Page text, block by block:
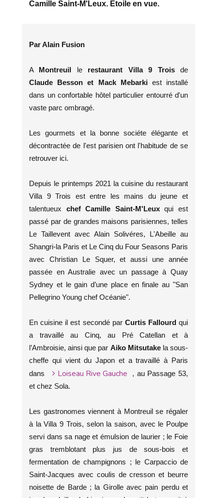
Camille Saint-M'Leux. Etoile en vue.
Par Alain Fusion
A Montreuil le restaurant Villa 9 Troisde
Claude Besson et Mack Mebarkiest installé
dans un confortable hôtel particulier entourré d'un
vaste parc ombragé.
Les gourmets et la bonne sociéte élégante et
décontractée de l'est parisien ont l'habitude de se
retrouver ici.
Depuis le printemps 2021 la cuisine du restaurant
Villa 9 Trois est entre les mains du jeune et
talentueux chef Camille Saint-M'Leuxqui est
passé par de grandes maisons parisiennes, telles
Le Taillevent avec Alain Solivéres, L'Abeille au
Shangri-la Paris et Le Cinq du Four Seasons Paris
avec Christian Le Squer, et aussi une année
passée en Australie avec un passage à Quay
Sydney et le gain d’une place en finale au "San
Pellegrino Young chef Océanie".
En cuisine il est secondé parCurtis Fallourd qui
a travaillé au Cinq, au Pré Catellan et à
l’Ambroisie, ainsi que par Aiko Mitsutake la sous-
cheffe qui vient du Japon et a travaillé à Paris
dans
Loiseau Rive Gauche
, au Passage 53,
et chez Sola.
Les gastronomes viennent à Montreuil se régaler
à la Villa 9 Trois, selon la saison, avec le Poulpe
servi dans sa nage et émulsion de laurier ; le Foie
gras tremblotant plus jus de sous-bois et
fermentation de champignons ; le Carpaccio de
Saint-Jacques avec coulis de cresson et beurre
noisette de Barde ; la Girolle avec pain perdu et